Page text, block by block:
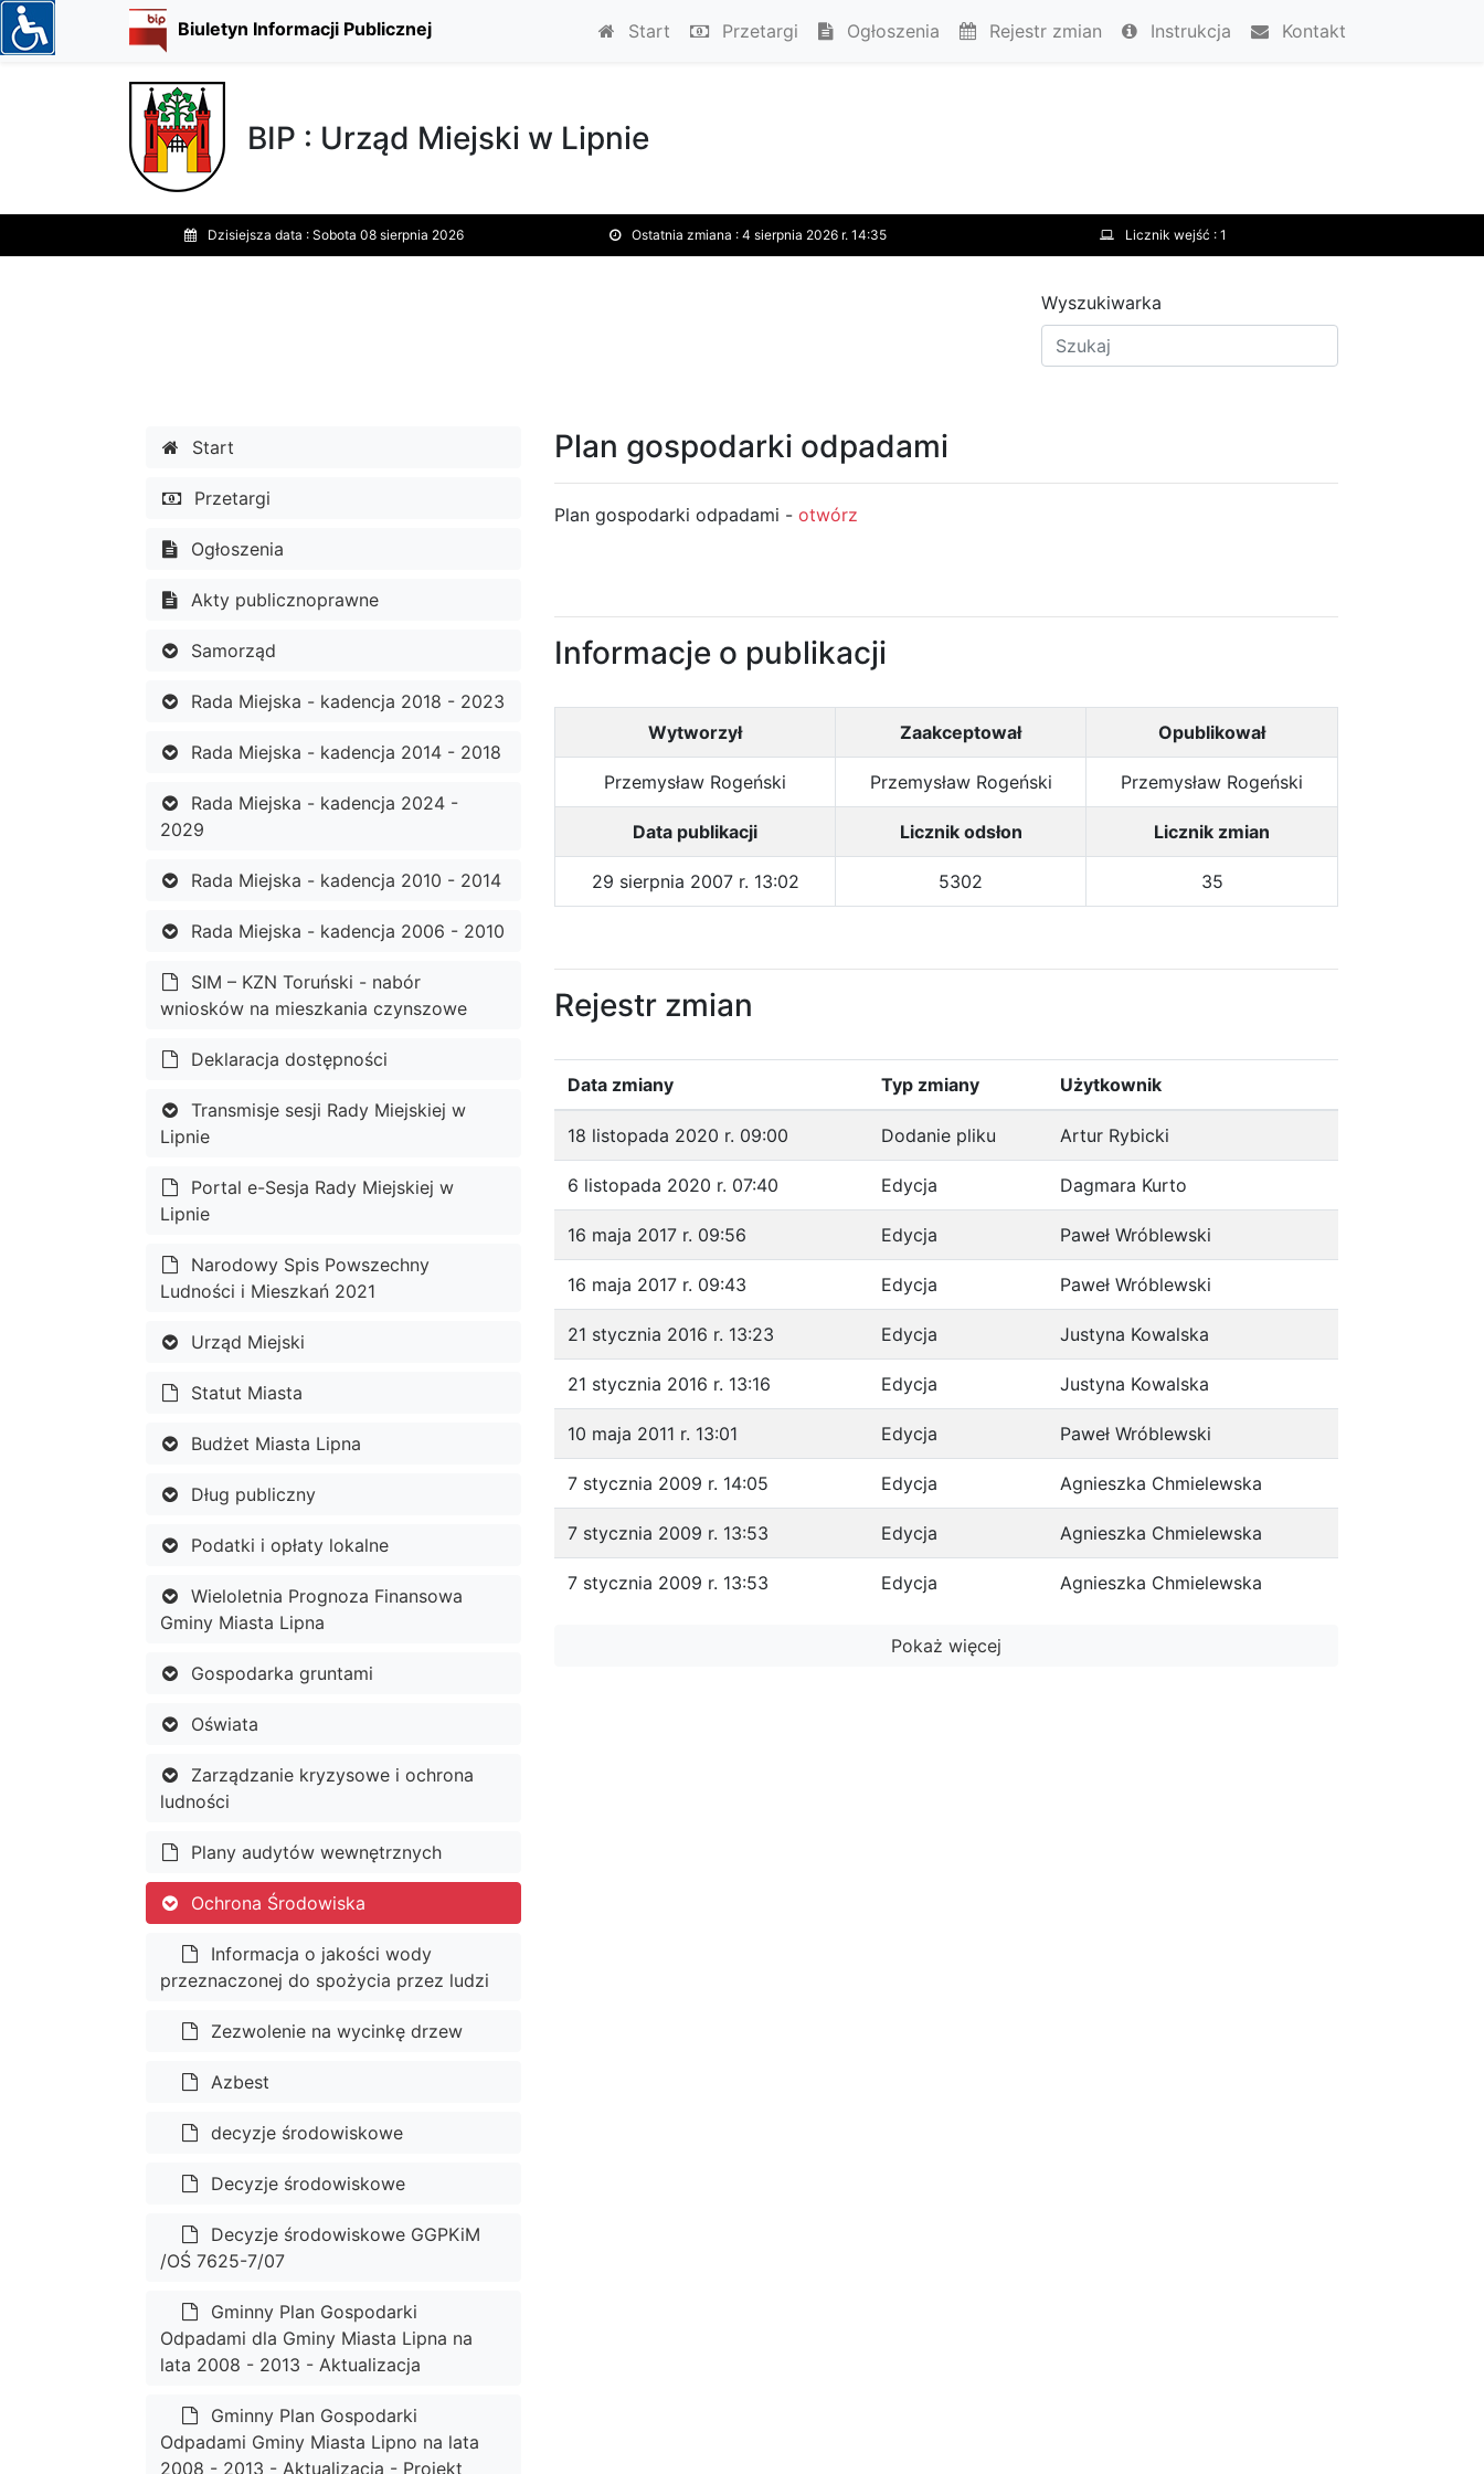
Biuletyn Informacji Publicznej Start Przetargi Ogłoszenia Rejestr zmian Instrukcja Kontakt
BIP : Urząd Miejski w Lipnie
Dzisiejsza data : Sobota 08 sierpnia 2026 Ostatnia zmiana : 4 sierpnia 2026 r. 14:35 Licznik wejść : 1
Wyszukiwarka
Start
Przetargi
Ogłoszenia
Akty publicznoprawne
Samorząd
Rada Miejska - kadencja 2018 - 2023
Rada Miejska - kadencja 2014 - 2018
Rada Miejska - kadencja 2024 -
2029
Rada Miejska - kadencja 2010 - 2014
Rada Miejska - kadencja 2006 - 2010
SIM – KZN Toruński - nabór
wniosków na mieszkania czynszowe
Deklaracja dostępności
Transmisje sesji Rady Miejskiej w
Lipnie
Portal e-Sesja Rady Miejskiej w
Lipnie
Narodowy Spis Powszechny
Ludności i Mieszkań 2021
Urząd Miejski
Statut Miasta
Budżet Miasta Lipna
Dług publiczny
Podatki i opłaty lokalne
Wieloletnia Prognoza Finansowa
Gminy Miasta Lipna
Gospodarka gruntami
Oświata
Zarządzanie kryzysowe i ochrona
ludności
Plany audytów wewnętrznych
Ochrona Środowiska
Informacja o jakości wody
przeznaczonej do spożycia przez ludzi
Zezwolenie na wycinkę drzew
Azbest
decyzje środowiskowe
Decyzje środowiskowe
Decyzje środowiskowe GGPKiM
/OŚ 7625-7/07
Gminny Plan Gospodarki
Odpadami dla Gminy Miasta Lipna na
lata 2008 - 2013 - Aktualizacja
Gminny Plan Gospodarki
Odpadami Gminy Miasta Lipno na lata
2008 - 2013 - Aktualizacja - Projekt
Plan gospodarki odpadami
Plan gospodarki odpadami - otwórz
Informacje o publikacji
Wytworzył Zaakceptował Opublikował
Przemysław Rogeński Przemysław Rogeński Przemysław Rogeński
Data publikacji Licznik odsłon Licznik zmian
29 sierpnia 2007 r. 13:02 5302 35
Rejestr zmian
Data zmiany Typ zmiany Użytkownik
18 listopada 2020 r. 09:00 Dodanie pliku Artur Rybicki
6 listopada 2020 r. 07:40 Edycja Dagmara Kurto
16 maja 2017 r. 09:56 Edycja Paweł Wróblewski
16 maja 2017 r. 09:43 Edycja Paweł Wróblewski
21 stycznia 2016 r. 13:23 Edycja Justyna Kowalska
21 stycznia 2016 r. 13:16 Edycja Justyna Kowalska
10 maja 2011 r. 13:01 Edycja Paweł Wróblewski
7 stycznia 2009 r. 14:05 Edycja Agnieszka Chmielewska
7 stycznia 2009 r. 13:53 Edycja Agnieszka Chmielewska
7 stycznia 2009 r. 13:53 Edycja Agnieszka Chmielewska
Pokaż więcej